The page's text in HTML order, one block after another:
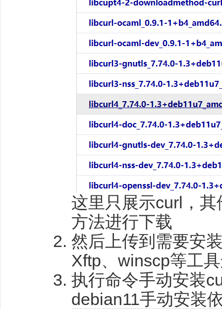
这里只展示curl，
方法进行下载
然后上传到需要安
Xftp、winscp等工
执行命令手动安装
debian11手动安装